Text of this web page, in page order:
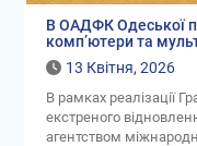
В ОАДФК Одеської
комп’ютери та
13 Квітня, 2026
В рамках реалізації
екстреного
агентством